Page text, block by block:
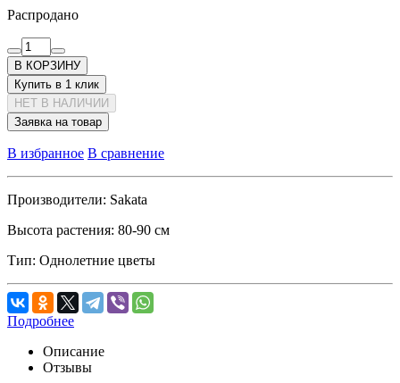
Распродано
В КОРЗИНУ
Купить в 1 клик
НЕТ В НАЛИЧИИ
Заявка на товар
В избранное В сравнение
Производители: Sakata
Высота растения: 80-90 см
Тип: Однолетние цветы
Подробнее
Описание
Отзывы